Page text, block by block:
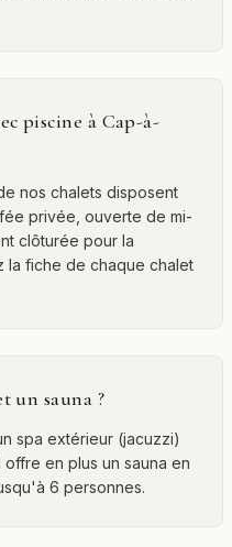
piscine à Cap-à-
nos chalets disposent
privée, ouverte de mi-
clôturée pour la
la fiche de chaque chalet
un sauna ?
spa extérieur (jacuzzi)
en plus un sauna en
6 personnes.